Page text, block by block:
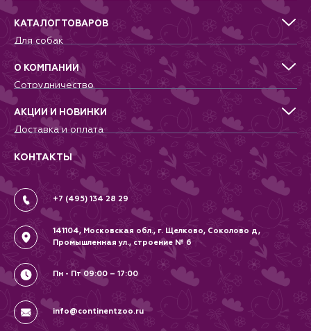
КАТАЛОГ ТОВАРОВ
Для собак
Для кошек
Для грызунов
Для птиц
Аквариумистика, пруд, море
Террариумистика
О КОМПАНИИ
Сотрудничество
Питомникам
Добрые дела
Новости
Контакты
Вопрос-Ответ
АКЦИИ И НОВИНКИ
Доставка и оплата
Гарантии и возврат
Вакансии
Политика
Соглашение
КОНТАКТЫ
+7 (495) 134 28 29
141104, Московская обл., г. Щелково, Соколово д,
Промышленная ул., строение № 6
Пн - Пт 09:00 – 17:00
info@continentzoo.ru